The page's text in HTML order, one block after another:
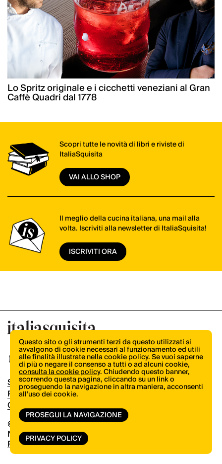
Lo Spritz originale e i cicchetti veneziani al Gran
Caffè Quadri dal 1778
Scopri tutte le novità di libri e riviste di
ItaliaSquisita
VAI ALLO SHOP
Il meglio della cucina italiana, una mail alla
volta. Iscriviti alla newsletter di ItaliaSquisita!
ISCRIVITI ORA
© Copyright 2026.Vertical.it
N.ro Iscrizione ROC 32504
Privacy Policy
Shop
Pubblicità
Contatti
Questo sito o gli strumenti terzi da questo utilizzati si
avvalgono di cookie necessari al funzionamento ed utili
alle finalità illustrate nella cookie policy. Se vuoi saperne
di più o negare il consenso a tutti o ad alcuni cookie,
consulta la cookie policy. Chiudendo questo banner,
scorrendo questa pagina, cliccando su un link o
proseguendo la navigazione in altra maniera, acconsenti
all’uso dei cookie.
PROSEGUI LA NAVIGAZIONE
PRIVACY POLICY